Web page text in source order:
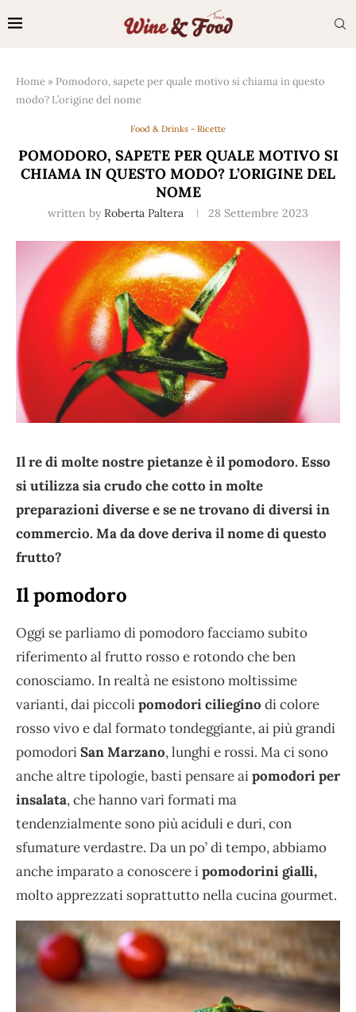
Home » Pomodoro, sapete per quale motivo si chiama in questo
modo? L’origine del nome
Food & Drinks - Ricette
POMODORO, SAPETE PER QUALE MOTIVO SI
CHIAMA IN QUESTO MODO? L’ORIGINE DEL
NOME
written by Roberta Paltera 28 Settembre 2023
Il re di molte nostre pietanze è il pomodoro. Esso
si utilizza sia crudo che cotto in molte
preparazioni diverse e se ne trovano di diversi in
commercio. Ma da dove deriva il nome di questo
frutto?
Il pomodoro
Oggi se parliamo di pomodoro facciamo subito
riferimento al frutto rosso e rotondo che ben
conosciamo. In realtà ne esistono moltissime
varianti, dai piccolipomodori ciliegino di colore
rosso vivo e dal formato tondeggiante, ai più grandi
pomodoriSan Marzano, lunghi e rossi. Ma ci sono
anche altre tipologie, basti pensare aipomodori per
insalata, che hanno vari formati ma
tendenzialmente sono più aciduli e duri, con
sfumature verdastre. Da un po’ di tempo, abbiamo
anche imparato a conoscere ipomodorini gialli,
molto apprezzati soprattutto nella cucina gourmet.